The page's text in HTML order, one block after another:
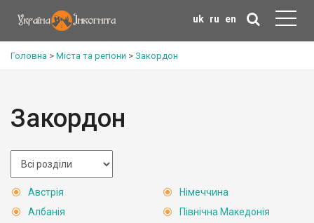
uk ru en
Головна > Міста та регіони > Закордон
Закордон
Австрія
Албанія
Німеччина
Північна Македонія